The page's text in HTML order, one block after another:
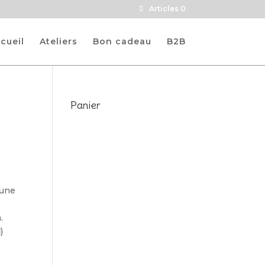
Articles 0
Ateliers Bon cadeau B2B
Panier